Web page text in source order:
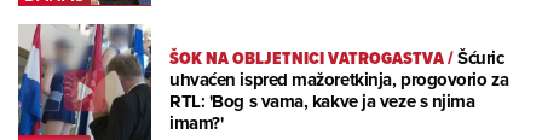
ŠOK NA OBLJETNICI VATROGASTVA/Šćuric
uhvaćen ispred mažoretkinja, progovorio za
RTL: 'Bog s vama, kakve ja veze s njima
imam?'